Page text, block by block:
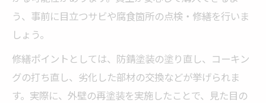
う、事前に目立つサビや腐食箇所の点検・修繕を行いま
しょう。
修繕ポイントとしては、防錆塗装の塗り直し、コーキン
グの打ち直し、劣化した部材の交換などが挙げられま
す。実際に、外壁の再塗装を実施したことで、見た目の